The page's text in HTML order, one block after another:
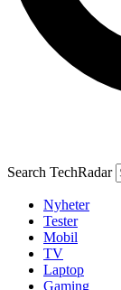
Search TechRadar
Nyheter
Tester
Mobil
TV
Laptop
Gaming